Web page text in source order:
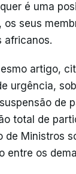
é uma
os seus
africanos.
artigo,
urgência,
de
total de
de Ministros
entre os